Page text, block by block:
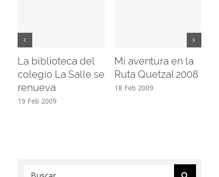
La biblioteca del
colegio La Salle se
renueva
19 Feb 2009
Mi aventura en la
Ruta Quetzal 2008
18 Feb 2009
Buscar: